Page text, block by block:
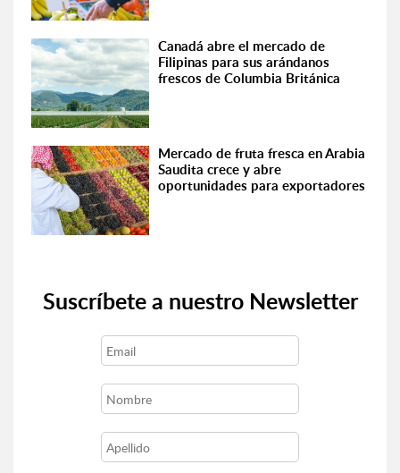
Canadá abre el mercado de
Filipinas para sus arándanos
frescos de Columbia Británica
Mercado de fruta fresca en Arabia
Saudita crece y abre
oportunidades para exportadores
Suscríbete a nuestro Newsletter